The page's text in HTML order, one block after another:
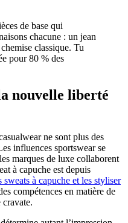
de base qui
chacune : un jean
classique. Tu
pour 80 % des
nouvelle liberté
ne sont plus des
influences sportswear se
marques de luxe collaborent
à capuche est depuis
sweats à capuche et les styliser
compétences en matière de